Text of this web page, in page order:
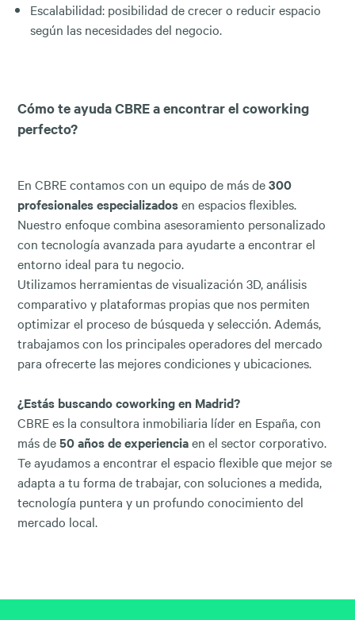
Escalabilidad: posibilidad de crecer o reducir espacio
según las necesidades del negocio.
Cómo te ayuda CBRE a encontrar el coworking
perfecto?
En CBRE contamos con un equipo de más de300
profesionales especializadosen espacios flexibles.
Nuestro enfoque combina asesoramiento personalizado
con tecnología avanzada para ayudarte a encontrar el
entorno ideal para tu negocio.
Utilizamos herramientas de visualización 3D, análisis
comparativo y plataformas propias que nos permiten
optimizar el proceso de búsqueda y selección. Además,
trabajamos con los principales operadores del mercado
para ofrecerte las mejores condiciones y ubicaciones.
¿Estás buscando coworking en Madrid?
CBRE es la consultora inmobiliaria líder en España, con
más de50 años de experienciaen el sector corporativo.
Te ayudamos a encontrar el espacio flexible que mejor se
adapta a tu forma de trabajar, con soluciones a medida,
tecnología puntera y un profundo conocimiento del
mercado local.